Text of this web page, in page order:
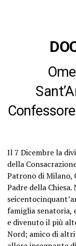
Il 7 Dicembre la
della
Patrono di Milano,
Padre della
famiglia senatoria,
e divenuto il più
Nord; amico di